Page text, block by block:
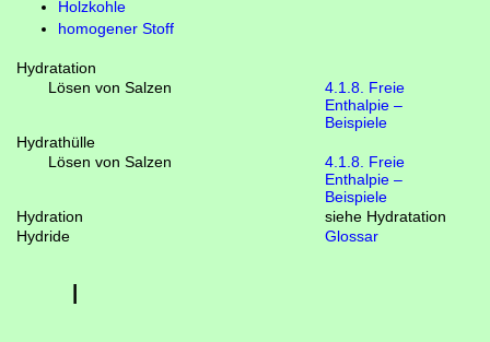
Holzkohle
homogener Stoff
Hydratation
Lösen von Salzen
4.1.8. Freie
Enthalpie –
Beispiele
Hydrathülle
Lösen von Salzen
4.1.8. Freie
Enthalpie –
Beispiele
Hydration
siehe Hydratation
Hydride
Glossar
I